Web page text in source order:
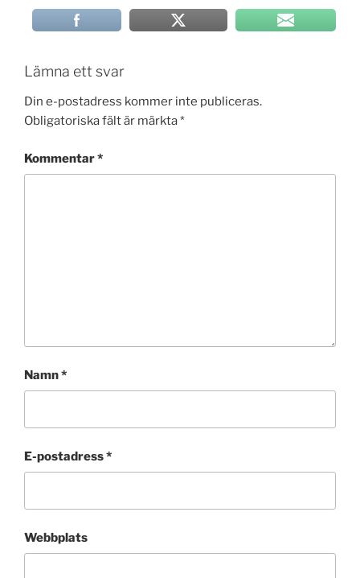
Lämna ett svar
Din e-postadress kommer inte publiceras.
Obligatoriska fält är märkta*
Kommentar*
Namn*
E-postadress*
Webbplats